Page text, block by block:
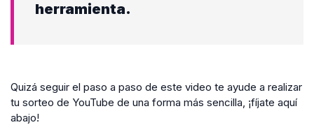
herramienta.
Quizá seguir el paso a paso de este video te ayude a realizar
tu sorteo de YouTube de una forma más sencilla, ¡fíjate aquí
abajo!